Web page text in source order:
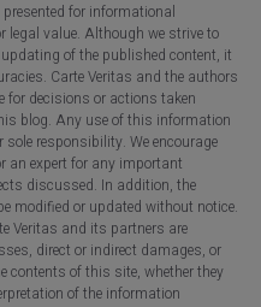
for informational
value. Although we strive to
of the published content, it
Carte Veritas and the authors
for decisions or actions taken
blog. Any use of this information
responsibility. We encourage
an expert for any important
discussed. In addition, the
modified or updated without notice.
Veritas and its partners are
direct or indirect damages, or
contents of this site, whether they
of the information